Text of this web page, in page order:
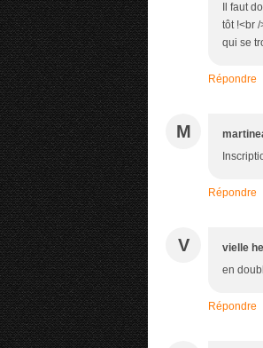
Il faut
tôt !<br
qui se
Répondre
M
Répondre
V vielle
en
Répondre